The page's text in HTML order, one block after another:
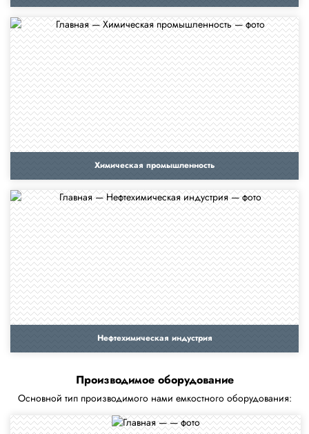
Химическая промышленность
Нефтехимическая индустрия
Производимое оборудование
Основной тип производимого нами емкостного оборудования: